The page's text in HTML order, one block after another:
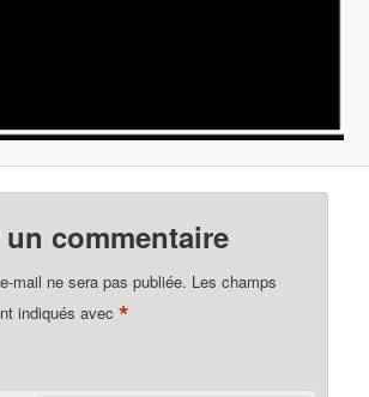
commentaire
mail ne sera pas publiée. Les champs
indiqués avec*